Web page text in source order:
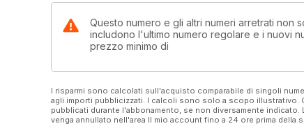
Questo numero e gli altri numeri arretrati non
includono l'ultimo numero regolare e i nuovi
prezzo minimo di
I risparmi sono calcolati sull'acquisto comparabile di singoli
agli importi pubblicizzati. I calcoli sono solo a scopo illustrativo.
pubblicati durante l'abbonamento, se non diversamente
venga annullato nell'area Il mio account fino a 24 ore prima della